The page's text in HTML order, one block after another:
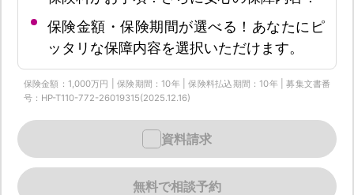
保険金額・保険期間が選べる！あなたにピ
ッタリな保障内容を選択いただけます。
保険金額：1,000万円 | 保険期間：10年 | 保険料払込期間：10年 | 募集文書番
号：HP-T110-772-26019315(2025.12.16)
無料で相談予約
資料請求